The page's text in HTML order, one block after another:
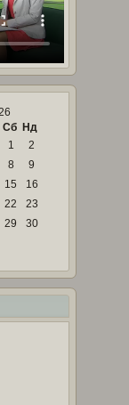
Сб Нд
1
2
8
9
15
16
22
23
29
30